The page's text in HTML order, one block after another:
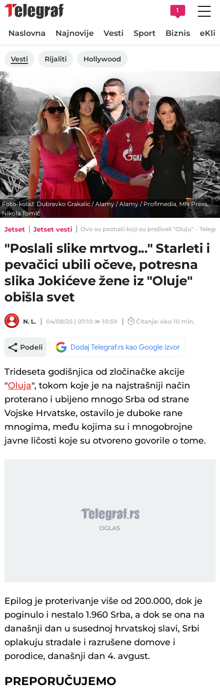
1
Naslovna Najnovije Vesti Sport Biznis
Vesti Rijaliti Hollywood
Foto-kolaž: Dubravko Grakalic / Alamy / Alamy / Profimedia, MN Press,
Nikola Tomić
Jetset Jetset vesti Ovo su poznati koji su preživeli "Oluju" -
"Poslali slike mrtvog..." Starleti i
pevačici ubili očeve, potresna
slika Jokićeve žene iz "Oluje"
obišla svet
N. L. 04/08/25 | 07:10 ≫10:59 Čitanje: oko 10 min.
Podeli
Trideseta godišnjica od zločinačke akcije
"Oluja", tokom koje je na najstrašniji način
proterano i ubijeno mnogo Srba od strane
Vojske Hrvatske, ostavilo je duboke rane
mnogima, među kojima su i mnogobrojne
javne ličosti koje su otvoreno govorile o tome.
Epilog je proterivanje više od 200.000, dok je
poginulo i nestalo 1.960 Srba, a dok se ona na
današnji dan u susednoj hrvatskoj slavi, Srbi
oplakuju stradale i razrušene domove i
porodice, današnji dan 4. avgust.
PREPORUČUJEMO